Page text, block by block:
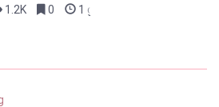
1.2K
0 1 giờ trước